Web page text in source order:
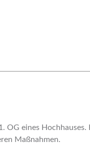
eines
Maßnahmen.